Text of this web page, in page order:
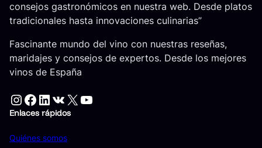
consejos gastronómicos en nuestra web. Desde platos
tradicionales hasta innovaciones culinarias”
Fascinante mundo del vino con nuestras reseñas,
maridajes y consejos de expertos. Desde los mejores
vinos de España
Instagram Facebook LinkedIn VK X YouTube
Enlaces rápidos
Quiénes somos